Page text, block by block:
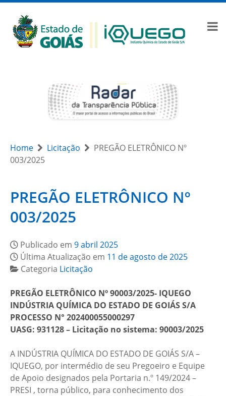
Home Licitação
PREGÃO ELETRÔNICO Nº
003/2025
PREGÃO ELETRÔNICO Nº
003/2025
Publicado em 9 abril 2025
Última Atualização em 11 de agosto de 2025
Categoria Licitação
PREGÃO ELETRÔNICO Nº 90003/2025- IQUEGO
INDÚSTRIA QUÍMICA DO ESTADO DE GOIÁS S/A
PROCESSO N° 202400055000297
UASG: 931128 – Licitação no sistema: 90003/2025
A INDÚSTRIA QUÍMICA DO ESTADO DE GOIÁS S/A –
IQUEGO, por intermédio de seu Pregoeiro e Equipe
de Apoio designados pela Portaria n.º 149/2024 –
PRESI , torna público, para conhecimento dos